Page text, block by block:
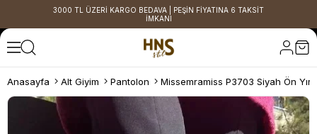
3000 TL ÜZERİ KARGO BEDAVA | PEŞİN FİYATINA 6 TAKSİT
İMKANI
Anasayfa Alt Giyim Pantolon Missemramiss P3703 Siyah Ön